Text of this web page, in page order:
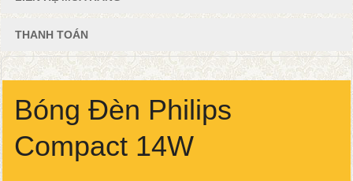
THANH TOÁN
Bóng Đèn Philips
Compact 14W